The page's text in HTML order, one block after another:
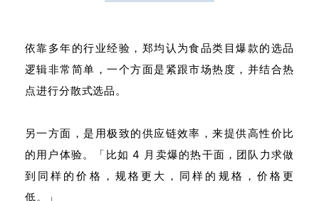
依靠多年的行业经验，郑均认为食品类目爆款的选品
逻辑非常简单，一个方面是紧跟市场热度，并结合热
点进行分散式选品。
另一方面，是用极致的供应链效率，来提供高性价比
的用户体验。「比如 4 月卖爆的热干面，团队力求做
到同样的价格，规格更大，同样的规格，价格更
低。」